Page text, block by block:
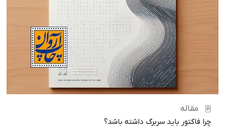
مقاله
چرا فاکتور باید سربرگ داشته باشد؟